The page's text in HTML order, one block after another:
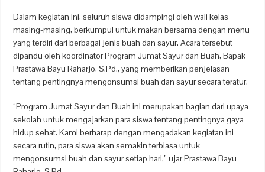
Dalam kegiatan ini, seluruh siswa didampingi oleh wali kelas
masing-masing, berkumpul untuk makan bersama dengan menu
yang terdiri dari berbagai jenis buah dan sayur. Acara tersebut
dipandu oleh koordinator Program Jumat Sayur dan Buah, Bapak
Prastawa Bayu Raharjo, S.Pd., yang memberikan penjelasan
tentang pentingnya mengonsumsi buah dan sayur secara teratur.
“Program Jumat Sayur dan Buah ini merupakan bagian dari upaya
sekolah untuk mengajarkan para siswa tentang pentingnya gaya
hidup sehat. Kami berharap dengan mengadakan kegiatan ini
secara rutin, para siswa akan semakin terbiasa untuk
mengonsumsi buah dan sayur setiap hari,” ujar Prastawa Bayu